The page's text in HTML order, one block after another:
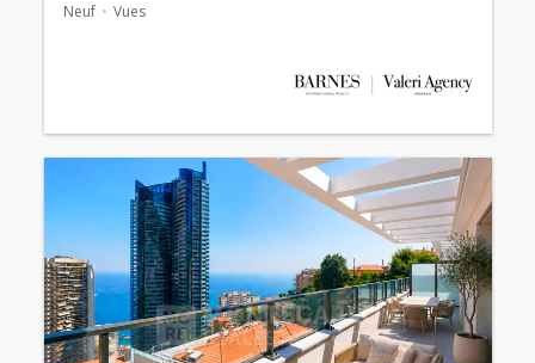
Neuf Vues